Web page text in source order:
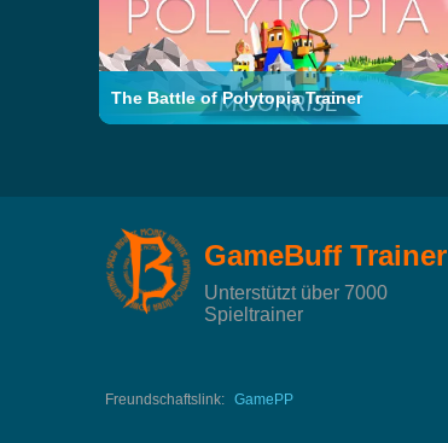
The Battle of Polytopia Trainer
GameBuff Trainer
Unterstützt über 7000
Spieltrainer
Freundschaftslink: GamePP